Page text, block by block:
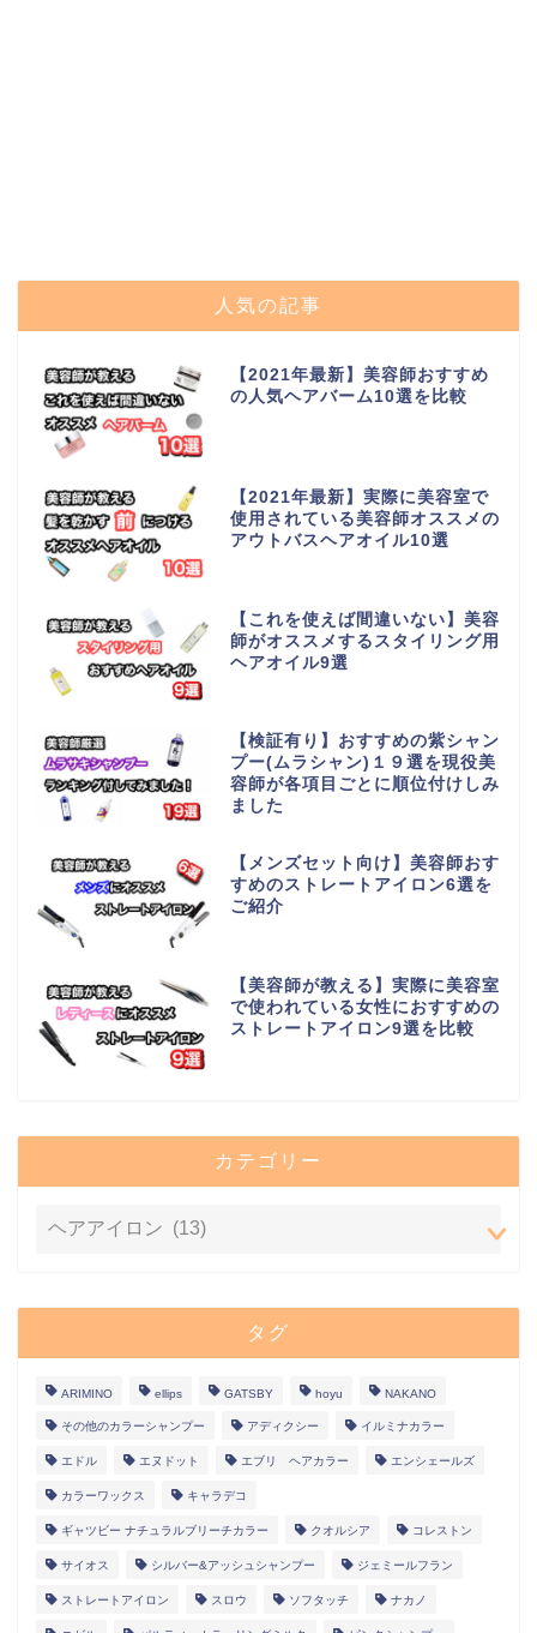
人気の記事
【2021年最新】美容師おすすめ
の人気ヘアバーム10選を比較
【2021年最新】実際に美容室で
使用されている美容師オススメの
アウトバスヘアオイル10選
【これを使えば間違いない】美容
師がオススメするスタイリング用
ヘアオイル9選
【検証有り】おすすめの紫シャン
プー(ムラシャン)１９選を現役美
容師が各項目ごとに順位付けしみ
ました
【メンズセット向け】美容師おす
すめのストレートアイロン6選を
ご紹介
【美容師が教える】実際に美容室
で使われている女性におすすめの
ストレートアイロン9選を比較
カテゴリー
タグ
ARIMINO ellips GATSBY hoyu NAKANO
その他のカラーシャンプー アディクシー イルミナカラー
エドル エヌドット エブリ ヘアカラー エンシェールズ
カラーワックス キャラデコ
ギャツビー ナチュラルブリーチカラー クオルシア コレストン
サイオス シルバー&アッシュシャンプー ジェミールフラン
ストレートアイロン スロウ ソフタッチ ナカノ